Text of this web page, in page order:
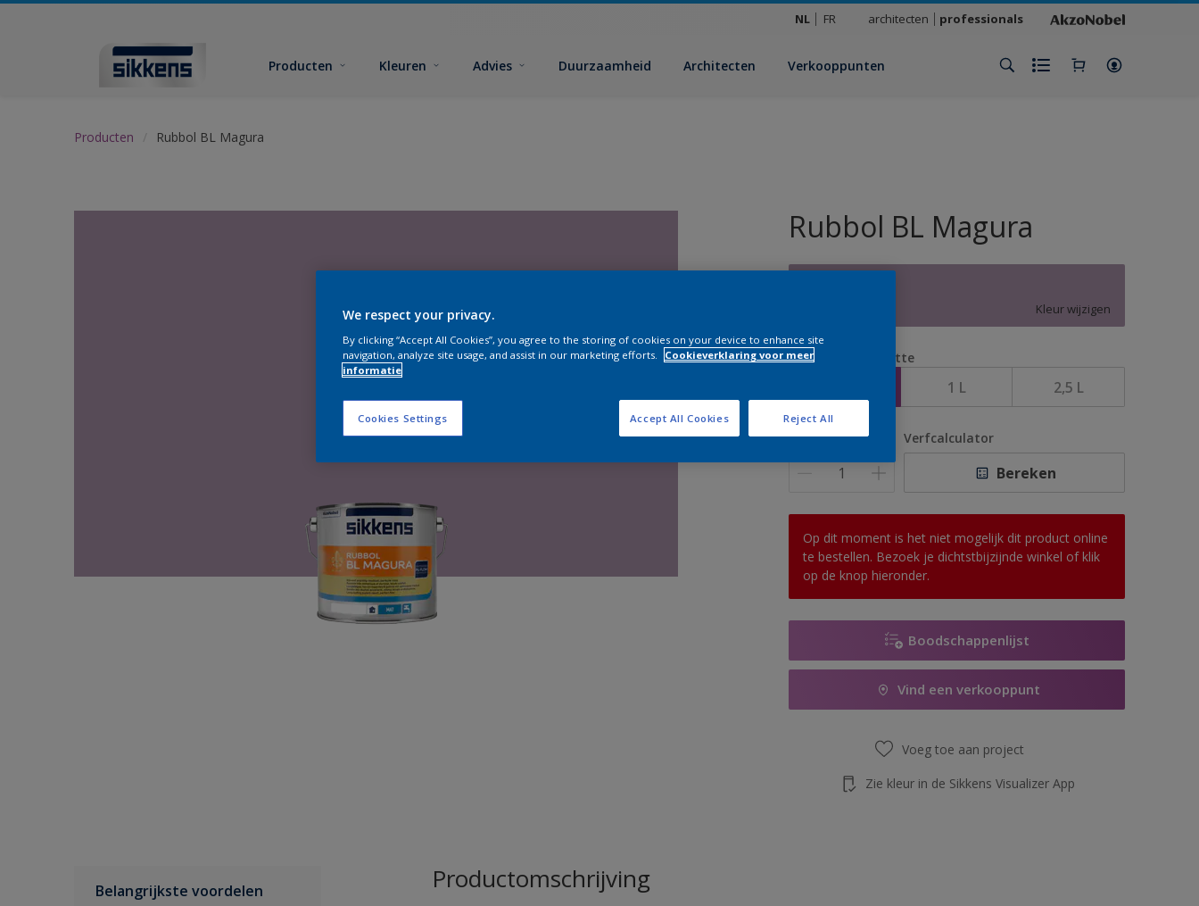
NL FR architecten professionals
Producten Kleuren Advies Duurzaamheid Architecten Verkooppunten
Producten Rubbol BL Magura
Rubbol BL Magura
Kleur wijzigen
Verpakkingsgrootte
1 L 2,5 L
Aantal Verfcalculator
Bereken
Op dit moment is het niet mogelijk dit product online
te bestellen. Bezoek je dichtstbijzijnde winkel of klik
op de knop hieronder.
Boodschappenlijst
Vind een verkooppunt
Voeg toe aan project
Zie kleur in de Sikkens Visualizer App
Belangrijkste voordelen Productomschrijving
We respect your privacy.
By clicking “Accept All Cookies”, you agree to the storing of cookies on your device to enhance site
navigation, analyze site usage, and assist in our marketing efforts.
Cookieverklaring voor meer
informatie
Cookies Settings Reject All
Accept All Cookies